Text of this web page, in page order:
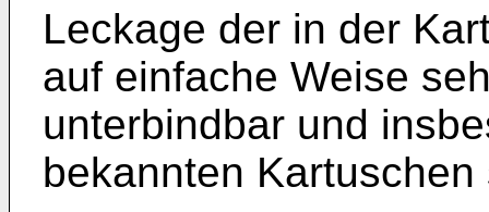
Leckage der in der
auf einfache Weise
unterbindbar und
bekannten